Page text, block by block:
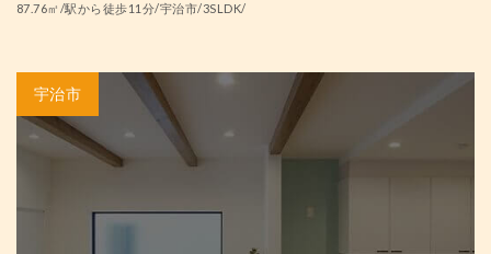
87.76㎡/駅から徒歩11分/宇治市/3SLDK/
宇治市